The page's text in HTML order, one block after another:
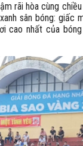
rãi hòa cùng
sân bóng: giấc
cao nhất của